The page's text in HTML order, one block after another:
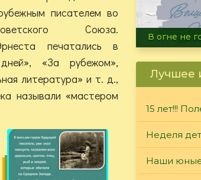
писателем во
Союза.
печатались в
«За рубежом»,
литература» и т. д.,
называли «мастером
Летние
Лучшее
15 лет!!!
Неделя
Наши юные